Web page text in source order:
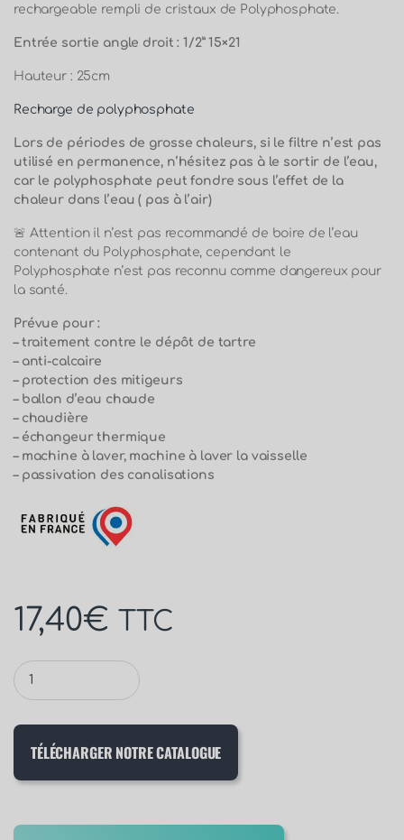
rechargeable rempli de cristaux de Polyphosphate.
Entrée sortie angle droit : 1/2” 15×21
Hauteur : 25cm
Recharge de polyphosphate
Lors de périodes de grosse chaleurs, si le filtre n’est pas
utilisé en permanence, n’hésitez pas à le sortir de l’eau,
car le polyphosphate peut fondre sous l’effet de la
chaleur dans l’eau ( pas à l’air)
🚨 Attention il n’est pas recommandé de boire de l’eau
contenant du Polyphosphate, cependant le
Polyphosphate n’est pas reconnu comme dangereux pour
la santé.
Prévue pour :
–traitement contre le dépôt de tartre
–anti-calcaire
–protection des mitigeurs
–ballon d’eau chaude
–chaudière
–échangeur thermique
–machine à laver, machine à laver la vaisselle
–passivation des canalisations
17,40€ TTC
TÉLÉCHARGER NOTRE CATALOGUE